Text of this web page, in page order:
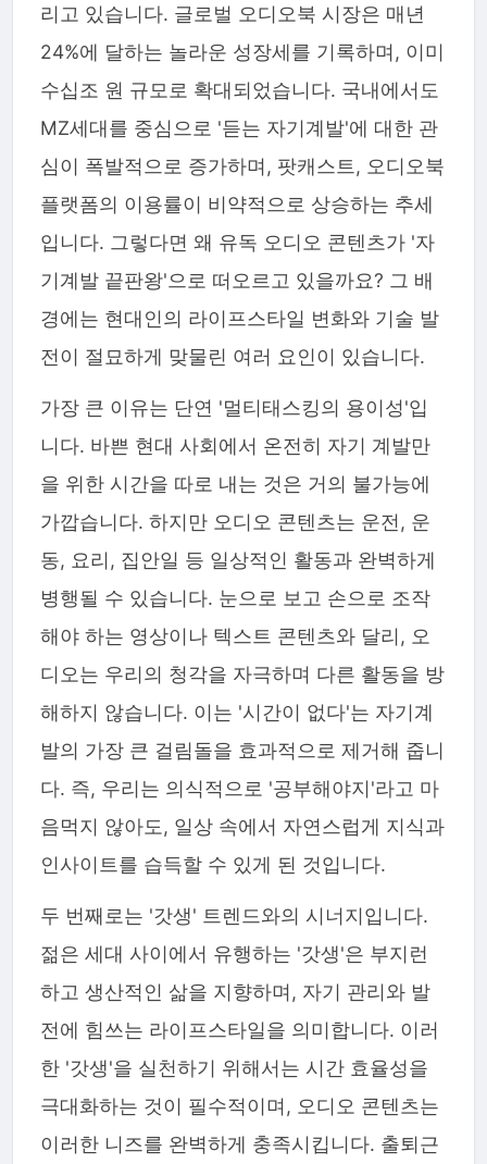
리고 있습니다. 글로벌 오디오북 시장은 매년
24%에 달하는 놀라운 성장세를 기록하며, 이미
수십조 원 규모로 확대되었습니다. 국내에서도
MZ세대를 중심으로 '듣는 자기계발'에 대한 관
심이 폭발적으로 증가하며, 팟캐스트, 오디오북
플랫폼의 이용률이 비약적으로 상승하는 추세
입니다. 그렇다면 왜 유독 오디오 콘텐츠가 '자
기계발 끝판왕'으로 떠오르고 있을까요? 그 배
경에는 현대인의 라이프스타일 변화와 기술 발
전이 절묘하게 맞물린 여러 요인이 있습니다.
가장 큰 이유는 단연 '멀티태스킹의 용이성'입
니다. 바쁜 현대 사회에서 온전히 자기 계발만
을 위한 시간을 따로 내는 것은 거의 불가능에
가깝습니다. 하지만 오디오 콘텐츠는 운전, 운
동, 요리, 집안일 등 일상적인 활동과 완벽하게
병행될 수 있습니다. 눈으로 보고 손으로 조작
해야 하는 영상이나 텍스트 콘텐츠와 달리, 오
디오는 우리의 청각을 자극하며 다른 활동을 방
해하지 않습니다. 이는 '시간이 없다'는 자기계
발의 가장 큰 걸림돌을 효과적으로 제거해 줍니
다. 즉, 우리는 의식적으로 '공부해야지'라고 마
음먹지 않아도, 일상 속에서 자연스럽게 지식과
인사이트를 습득할 수 있게 된 것입니다.
두 번째로는 '갓생' 트렌드와의 시너지입니다.
젊은 세대 사이에서 유행하는 '갓생'은 부지런
하고 생산적인 삶을 지향하며, 자기 관리와 발
전에 힘쓰는 라이프스타일을 의미합니다. 이러
한 '갓생'을 실천하기 위해서는 시간 효율성을
극대화하는 것이 필수적이며, 오디오 콘텐츠는
이러한 니즈를 완벽하게 충족시킵니다. 출퇴근